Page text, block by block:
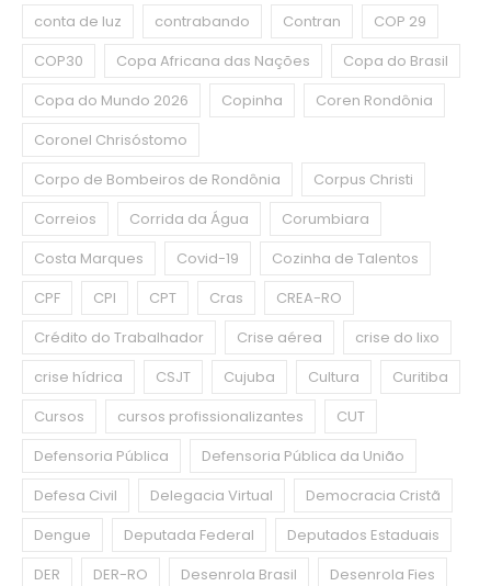
conta de luz
contrabando Contran
COP 29
COP30
Copa Africana das Nações
Copa do Brasil
Copa do Mundo 2026
Copinha
Coren Rondônia
Coronel Chrisóstomo
Corpo de Bombeiros de Rondônia
Corpus Christi
Correios
Corrida da Água
Corumbiara
Costa Marques
Covid-19
Cozinha de Talentos
CPF
CPI CPT Cras
CREA-RO
Crédito do Trabalhador
Crise aérea
crise do lixo
crise hídrica
CSJT Cujuba Cultura
Curitiba
Cursos
cursos profissionalizantes
CUT
Defensoria Pública
Defensoria Pública da União
Defesa Civil
Delegacia Virtual
Democracia Cristã
Dengue
Deputada Federal
Deputados Estaduais
DER
DER-RO Desenrola Brasil
Desenrola Fies